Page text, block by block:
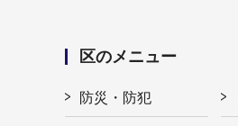
区のメニュー
防災・防犯